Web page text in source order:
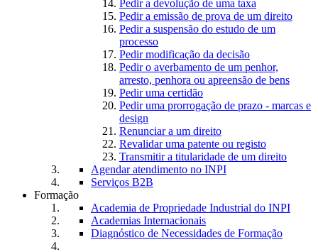
Pedir a devolução de uma taxa
Pedir a emissão de prova de um direito
Pedir a suspensão do estudo de um
processo
Pedir modificação da decisão
Pedir o averbamento de um penhor,
arresto, penhora ou apreensão de bens
Pedir uma certidão
Pedir uma prorrogação de prazo - marcas e
design
Renunciar a um direito
Revalidar uma patente ou registo
Transmitir a titularidade de um direito
Agendar atendimento no INPI
Serviços B2B
Formação
Academia de Propriedade Industrial do INPI
Academias Internacionais
Diagnóstico de Necessidades de Formação